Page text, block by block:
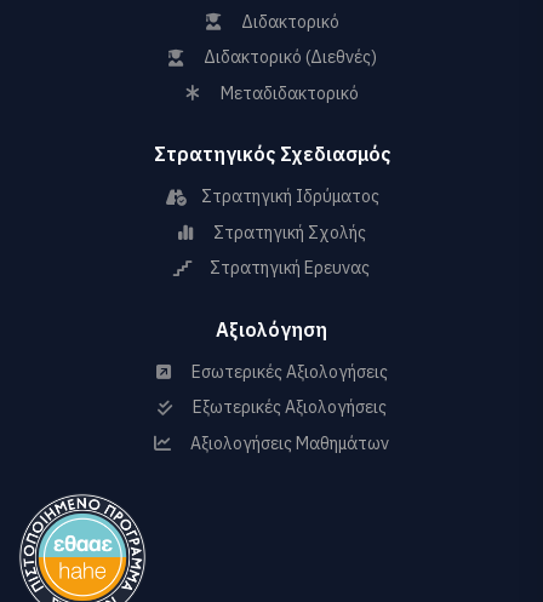
Διδακτορικό
Διδακτορικό (Διεθνές)
Μεταδιδακτορικό
Στρατηγικός Σχεδιασμός
Στρατηγική Ιδρύματος
Στρατηγική Σχολής
Στρατηγική Ερευνας
Αξιολόγηση
Εσωτερικές Αξιολογήσεις
Εξωτερικές Αξιολογήσεις
Αξιολογήσεις Μαθημάτων